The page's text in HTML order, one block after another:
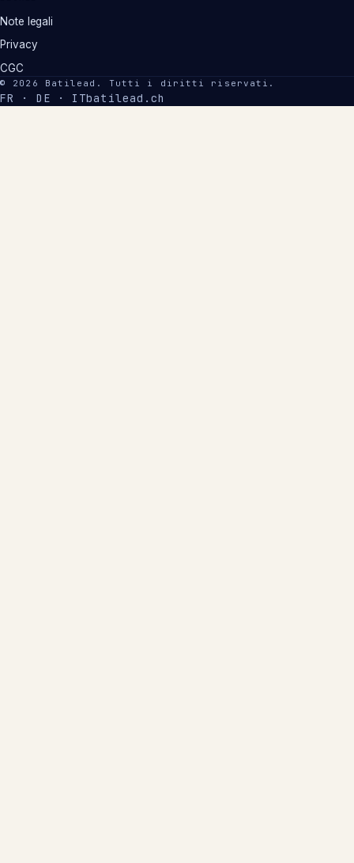
Note legali
Privacy
CGC
© 2026 Batilead . Tutti i diritti riservati.
FR · DE · ITbatilead.ch